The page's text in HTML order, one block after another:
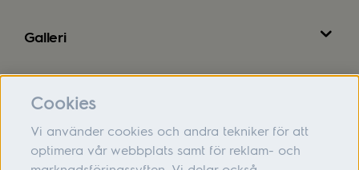
Galleri
Cookies
Vi använder cookies och andra tekniker för att
optimera vår webbplats samt för reklam- och